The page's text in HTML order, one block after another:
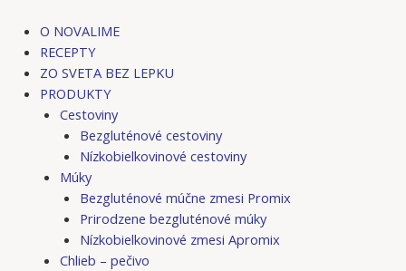
obsah
O NOVALIME
RECEPTY
ZO SVETA BEZ LEPKU
PRODUKTY
Cestoviny
Bezgluténové cestoviny
Nízkobielkovinové cestoviny
Múky
Bezgluténové múčne zmesi Promix
Prirodzene bezgluténové múky
Nízkobielkovinové zmesi Apromix
Chlieb – pečivo